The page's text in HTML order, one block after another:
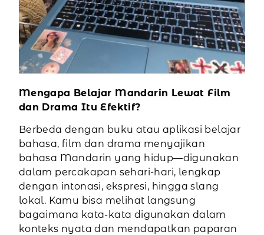
Mengapa Belajar Mandarin Lewat Film
dan Drama Itu Efektif?
Berbeda dengan buku atau aplikasi belajar
bahasa, film dan drama menyajikan
bahasa Mandarin yang hidup—digunakan
dalam percakapan sehari-hari, lengkap
dengan intonasi, ekspresi, hingga slang
lokal. Kamu bisa melihat langsung
bagaimana kata-kata digunakan dalam
konteks nyata dan mendapatkan paparan